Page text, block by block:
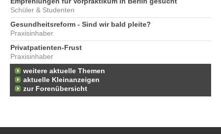
Schüler & Studenten
Gesundheitsreform - Sind wir bald pleite?
Praxisinhaber
Privatpatienten-Frust
Praxisinhaber
weitere aktuelle Themen
aktuelle Kleinanzeigen
zur Forenübersicht